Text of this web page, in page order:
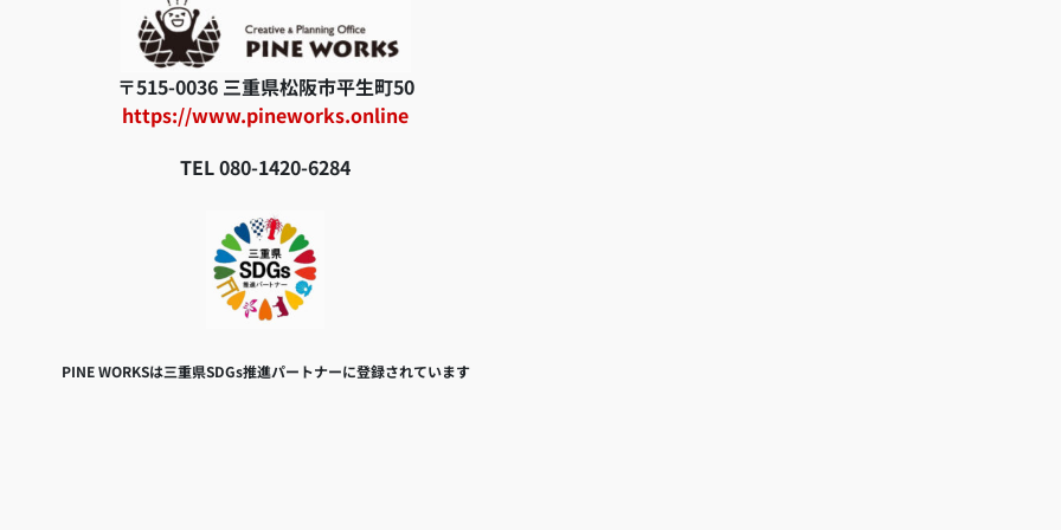
〒515-0036 三重県松阪市平生町50
https://www.pineworks.online
TEL 080-1420-6284
PINE WORKSは三重県SDGs推進パートナーに登録されています